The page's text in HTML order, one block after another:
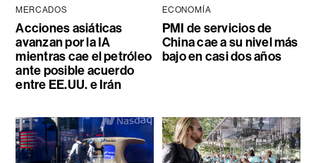
MERCADOS
Acciones asiáticas
avanzan por la IA
mientras cae el petróleo
ante posible acuerdo
entre EE.UU. e Irán
ECONOMÍA
PMI de servicios de
China cae a su nivel más
bajo en casi dos años